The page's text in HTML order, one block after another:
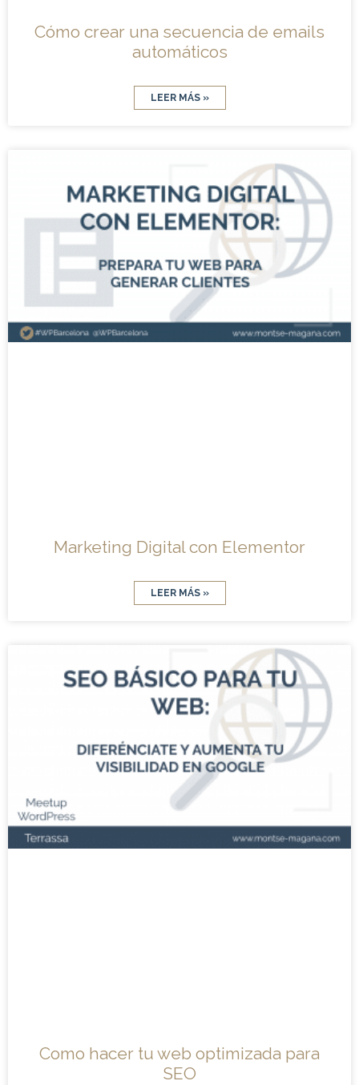
Cómo crear una secuencia de emails
automáticos
LEER MÁS »
Marketing Digital con Elementor
LEER MÁS »
Como hacer tu web optimizada para
SEO